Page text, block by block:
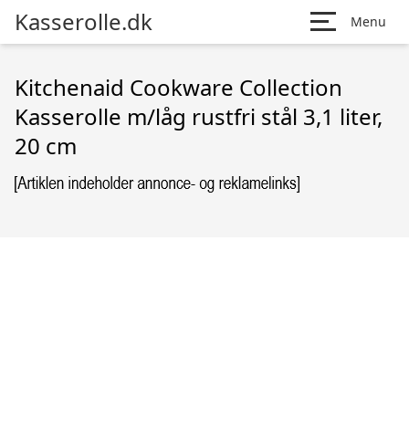
Kasserolle.dk Menu
Kitchenaid Cookware Collection
Kasserolle m/låg rustfri stål 3,1 liter,
20 cm